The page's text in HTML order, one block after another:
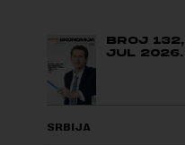
BROJ 132,
JUL 2026.
SRBIJA